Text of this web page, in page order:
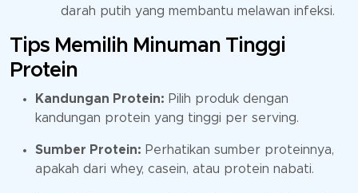
darah putih yang membantu melawan infeksi.
Tips Memilih Minuman Tinggi
Protein
Kandungan Protein: Pilih produk dengan
kandungan protein yang tinggi per serving.
Sumber Protein: Perhatikan sumber proteinnya,
apakah dari whey, casein, atau protein nabati.